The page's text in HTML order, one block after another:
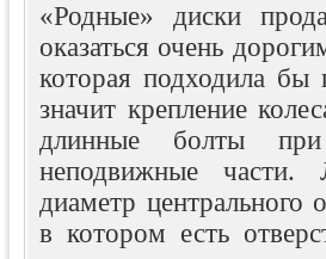
«Родные» диски
оказаться очень
которая подходила
значит крепление
длинные болты при
неподвижные части.
диаметр центрального
в котором есть